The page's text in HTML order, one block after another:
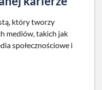
który tworzy
mediów, takich jak
społecznościowe i